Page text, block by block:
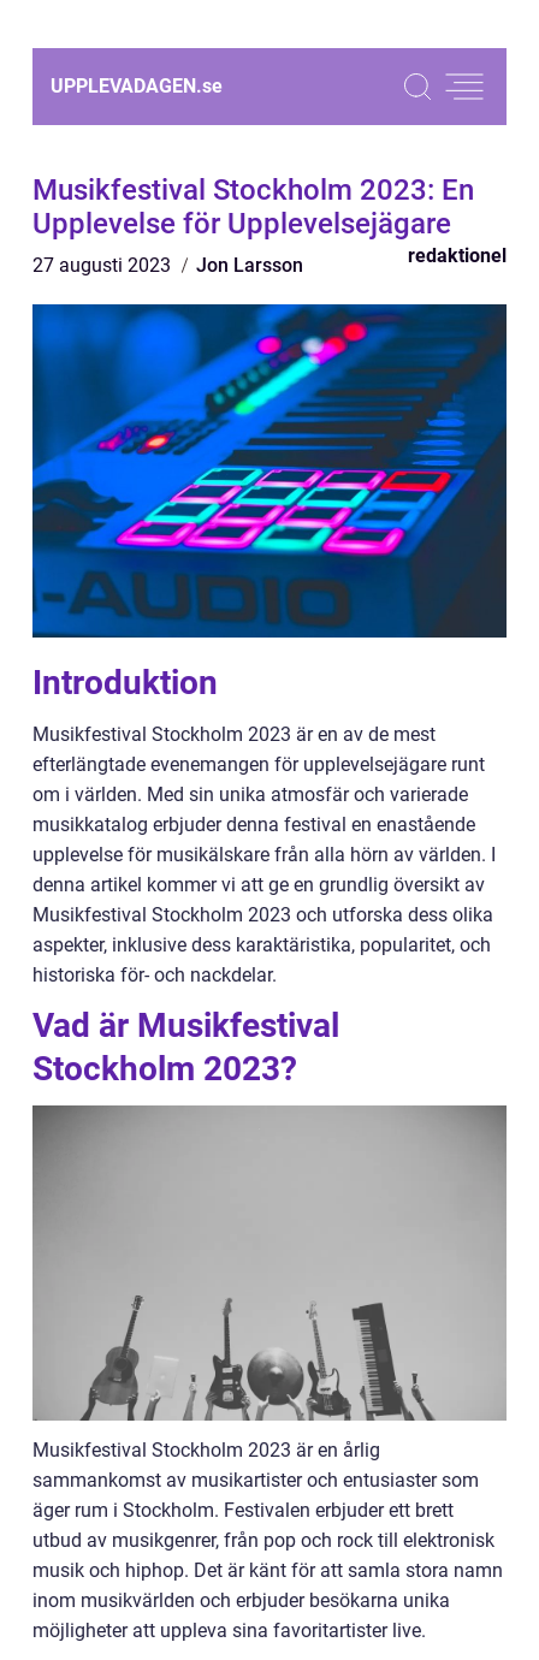
UPPLEVADAGEN.se
Musikfestival Stockholm 2023: En
Upplevelse för Upplevelsejägare
27 augusti 2023 Jon Larsson redaktionel
Introduktion
Musikfestival Stockholm 2023 är en av de mest
efterlängtade evenemangen för upplevelsejägare runt
om i världen. Med sin unika atmosfär och varierade
musikkatalog erbjuder denna festival en enastående
upplevelse för musikälskare från alla hörn av världen. I
denna artikel kommer vi att ge en grundlig översikt av
Musikfestival Stockholm 2023 och utforska dess olika
aspekter, inklusive dess karaktäristika, popularitet, och
historiska för- och nackdelar.
Vad är Musikfestival
Stockholm 2023?
Musikfestival Stockholm 2023 är en årlig
sammankomst av musikartister och entusiaster som
äger rum i Stockholm. Festivalen erbjuder ett brett
utbud av musikgenrer, från pop och rock till elektronisk
musik och hiphop. Det är känt för att samla stora namn
inom musikvärlden och erbjuder besökarna unika
möjligheter att uppleva sina favoritartister live.